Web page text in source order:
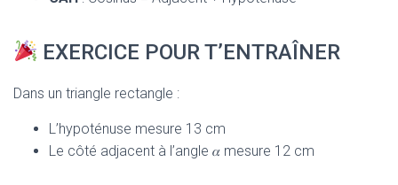
EXERCICE POUR T’ENTRAÎNER
Dans un triangle rectangle :
L’hypoténuse mesure 13 cm
Le côté adjacent à l’angle 𝛼 mesure 12 cm